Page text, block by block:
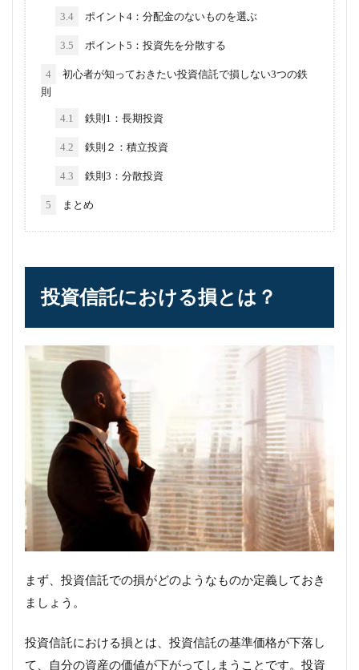
3.4 ポイント4：分配金のないものを選ぶ
3.5 ポイント5：投資先を分散する
4
初心者が知っておきたい投資信託で損しない3つの鉄
則
4.1 鉄則1：長期投資
4.2 鉄則２：積立投資
4.3 鉄則3：分散投資
5 まとめ
投資信託における損とは？
まず、投資信託での損がどのようなものか定義しておき
ましょう。
投資信託における損とは、投資信託の基準価格が下落し
て、自分の資産の価値が下がってしまうことです。投資